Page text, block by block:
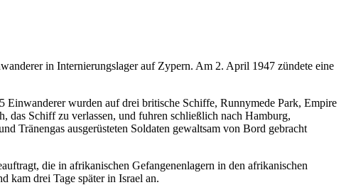
in Internierungslager auf Zypern. Am 2. April 1947 zündete eine
wurden auf drei britische Schiffe, Runnymede Park, Empire
Schiff zu verlassen, und fuhren schließlich nach Hamburg,
Tränengas ausgerüsteten Soldaten gewaltsam von Bord gebracht
die in afrikanischen Gefangenenlagern in den afrikanischen
drei Tage später in Israel an.